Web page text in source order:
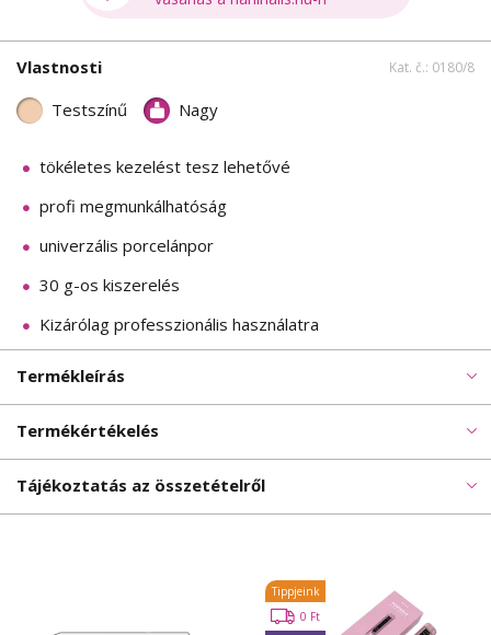
Vlastnosti Kat. č.: 0180/8
Testszínű Nagy
tökéletes kezelést tesz lehetővé
profi megmunkálhatóság
univerzális porcelánpor
30 g-os kiszerelés
Kizárólag professzionális használatra
Termékleírás
Termékértékelés
Tájékoztatás az összetételről
Tippjeink
0 Ft